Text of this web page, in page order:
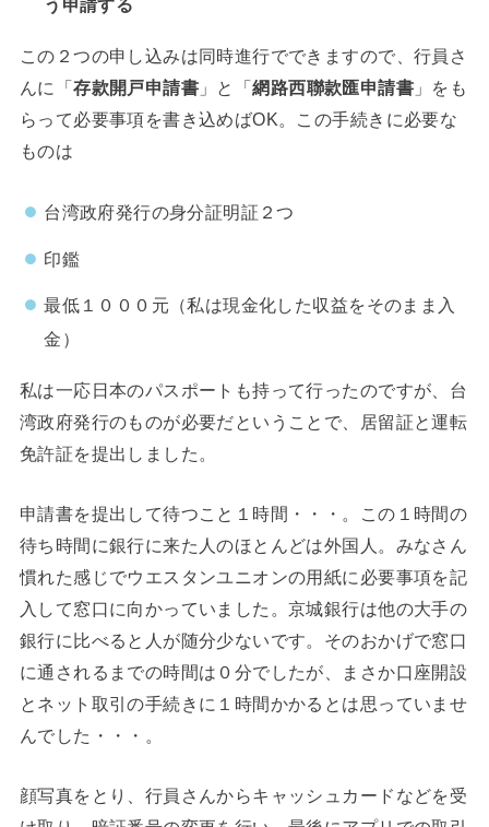
う申請する
この２つの申し込みは同時進行でできますので、行員さ
んに「存款開戸申請書 」と「網路西聯款匯申請書 」をも
らって必要事項を書き込めばOK。この手続きに必要な
ものは
台湾政府発行の身分証明証２つ
印鑑
最低１０００元（私は現金化した収益をそのまま入
金）
私は一応日本のパスポートも持って行ったのですが、台
湾政府発行のものが必要だということで、居留証と運転
免許証を提出しました。
申請書を提出して待つこと１時間・・・。この１時間の
待ち時間に銀行に来た人のほとんどは外国人。みなさん
慣れた感じでウエスタンユニオンの用紙に必要事項を記
入して窓口に向かっていました。京城銀行は他の大手の
銀行に比べると人が随分少ないです。そのおかげで窓口
に通されるまでの時間は０分でしたが、まさか口座開設
とネット取引の手続きに１時間かかるとは思っていませ
んでした・・・。
顔写真をとり、行員さんからキャッシュカードなどを受